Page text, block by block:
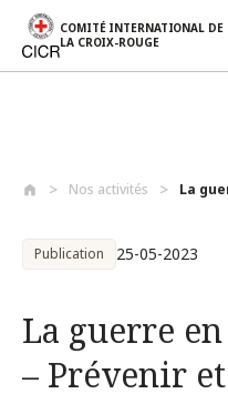
COMITÉ INTERNATIONAL DE
LA CROIX-ROUGE
Nos activités La
Publication 25-05-2023
La guerre
– Prévenir